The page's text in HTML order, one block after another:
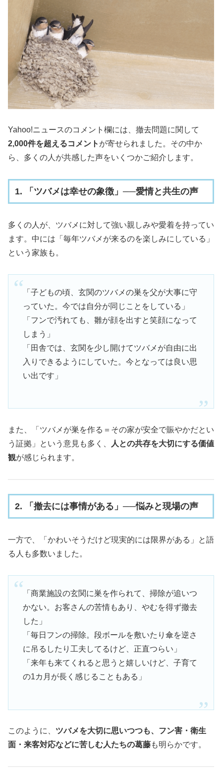
Yahoo!ニュースのコメント欄には、撤去問題に関して
2,000件を超えるコメント が寄せられました。その中か
ら、多くの人が共感した声をいくつかご紹介します。
1. 「ツバメは幸せの象徴」──愛情と共生の声
多くの人が、ツバメに対して強い親しみや愛着を持ってい
ます。中には「毎年ツバメが来るのを楽しみにしている」
という家族も。
「子どもの頃、玄関のツバメの巣を父が大事に守
っていた。今では自分が同じことをしている」
「フンで汚れても、雛が顔を出すと笑顔になって
しまう」
「田舎では、玄関を少し開けてツバメが自由に出
入りできるようにしていた。今となっては良い思
い出です」
また、「ツバメが巣を作る＝その家が安全で賑やかだとい
う証拠」という意見も多く、
人との共存を大切にする価値
観が感じられます。
2. 「撤去には事情がある」──悩みと現場の声
一方で、「かわいそうだけど現実的には限界がある」と語
る人も多数いました。
「商業施設の玄関に巣を作られて、掃除が追いつ
かない。お客さんの苦情もあり、やむを得ず撤去
した」
「毎日フンの掃除。段ボールを敷いたり傘を逆さ
に吊るしたり工夫してるけど、正直つらい」
「来年も来てくれると思うと嬉しいけど、子育て
の1カ月が長く感じることもある」
このように、 ツバメを大切に思いつつも、フン害・衛生
面・来客対応などに苦しむ人たちの葛藤も明らかです。